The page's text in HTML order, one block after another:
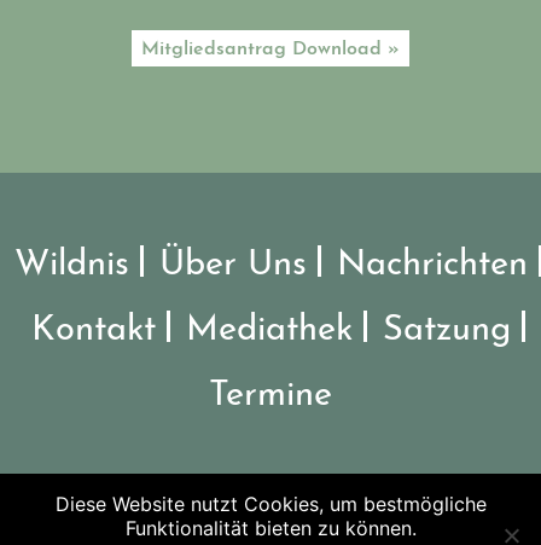
Mitgliedsantrag Download »
Wildnis Über Uns
Nachrichten
Kontakt
Mediathek
Satzung
Termine
©2026 Verein Nationalpark Steigerwald
Diese Website nutzt Cookies, um bestmögliche
Funktionalität bieten zu können.